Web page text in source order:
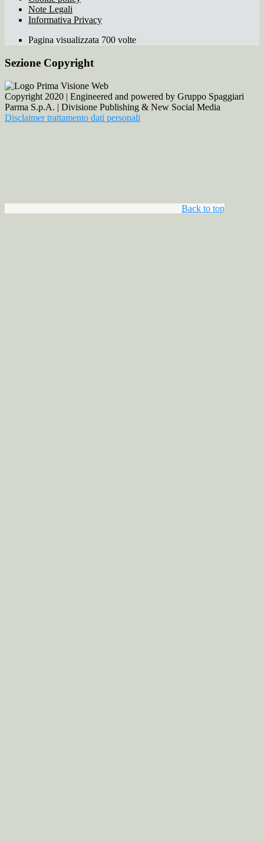
Note Legali
Informativa Privacy
Pagina visualizzata 700 volte
Sezione Copyright
Copyright 2020 | Engineered and powered by Gruppo Spaggiari
Parma S.p.A. | Divisione Publishing & New Social Media
Disclaimer trattamento dati personali
Back to top